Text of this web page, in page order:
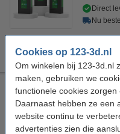
Cookies op 123-3d.nl
Om winkelen bij 123-3d.nl
maken, gebruiken we
functionele cookies zorgen
Daarnaast hebben ze een
website continu te
advertenties zien die
Direct
Nu
Modifi3d reparatie-/
Modifi3D
Bekijk